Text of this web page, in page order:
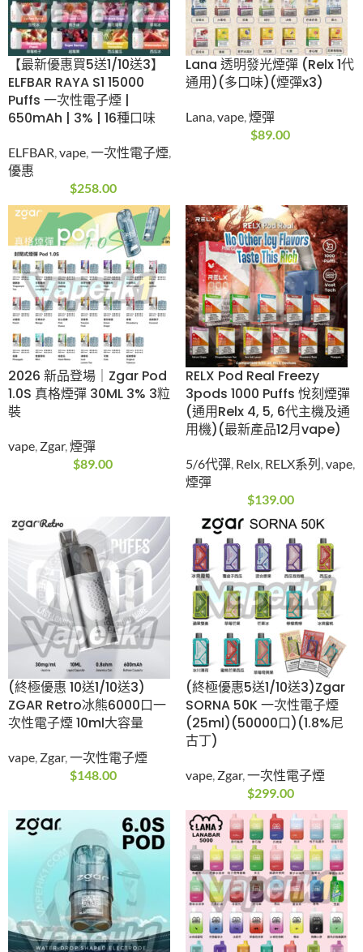
Snowplus 雪加積木
Swift 15000口可換彈
電子煙套裝
Snowplus dash
$158.00 – $268.00
WHATSAPP
+852-5147 3445
【最新優惠買5送1/10
15000 Puffs 一次性電
子煙 | 650mAh | 3% |
ELFBAR, vape, 一次性
電子煙 , 優惠
$258.00
Lana 透明發光煙彈
(Relx 1代通用)(多口
Lana vape
2026 新品登場｜Zgar
30ML 3% 3粒裝
Zgar, 煙彈
$ 89.00
RELX Pod Real Freezy
3pods 1000 Puffs 悅
刻煙彈(通用Relx 4, 5,
6代主機及通用機)(最
新產品12月vape)
5/6代彈, Relx, RELX系
列, vape , 煙彈